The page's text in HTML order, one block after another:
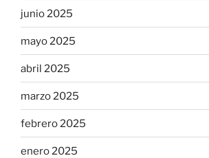
junio 2025
mayo 2025
abril 2025
marzo 2025
febrero 2025
enero 2025